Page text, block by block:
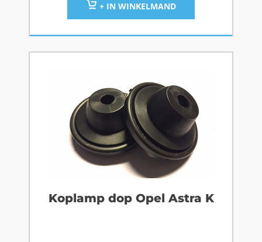
+ IN WINKELMAND
Koplamp dop Opel Astra K